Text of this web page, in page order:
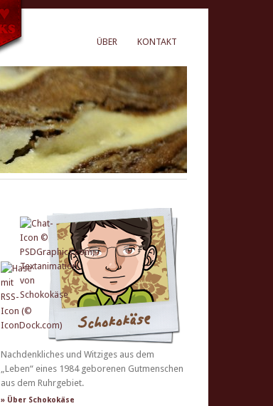
ÜBER KONTAKT
Nachdenkliches und Witziges aus dem
„Leben“ eines 1984 geborenen Gutmenschen
aus dem Ruhrgebiet.
» Über Schokokäse